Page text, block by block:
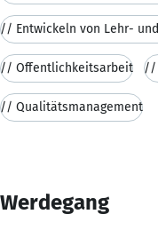
// Öffentlichkeitsarbeit //
// Qualitätsmanagement
Werdegang